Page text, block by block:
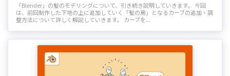
「Blender」の髪のモデリングについて、引き続き説明していきます。 今回
は、前回制作した下地の上に追加していく「髪の房」となるカーブの追加・調
整方法について詳しく解説していきます。 カーブを...